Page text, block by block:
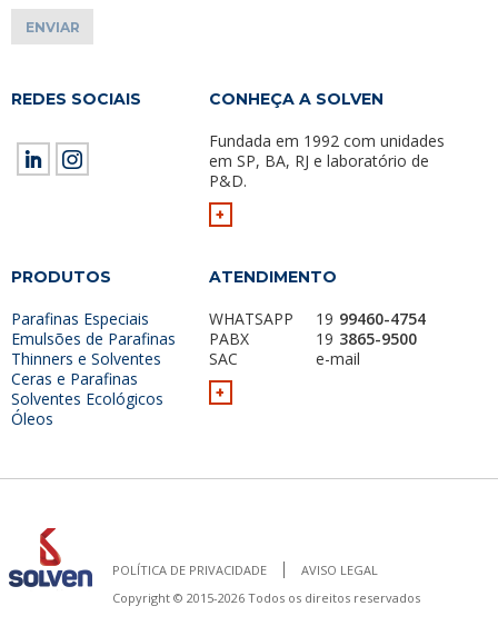
REDES SOCIAIS CONHEÇA A SOLVEN
Fundada em 1992 com unidades
em SP, BA, RJ e laboratório de
P&D.
+
PRODUTOS
Parafinas Especiais
Emulsões de Parafinas
Thinners e Solventes
Ceras e Parafinas
Solventes Ecológicos
Óleos
ATENDIMENTO
WHATSAPP
PABX
SAC
+
19 99460-4754
19 3865-9500
e-mail
POLÍTICA DE PRIVACIDADE
AVISO LEGAL
Copyright © 2015-2026 Todos os direitos reservados